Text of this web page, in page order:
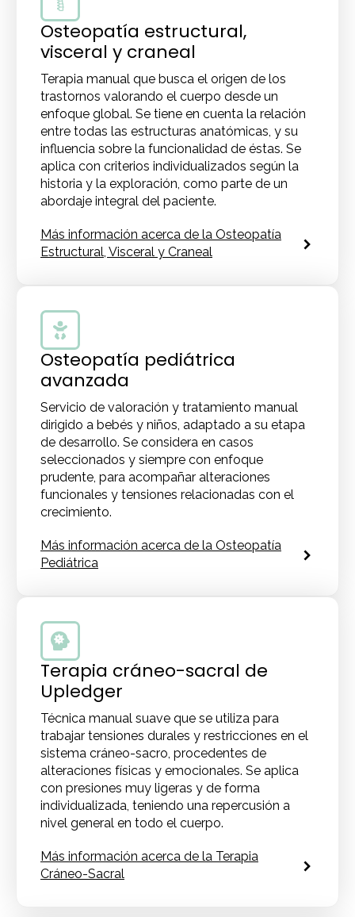
Osteopatía estructural,
visceral y craneal
Terapia manual que busca el origen de los
trastornos valorando el cuerpo desde un
enfoque global. Se tiene en cuenta la relación
entre todas las estructuras anatómicas, y su
influencia sobre la funcionalidad de éstas. Se
aplica con criterios individualizados según la
historia y la exploración, como parte de un
abordaje integral del paciente.
Más información acerca de la Osteopatía
Estructural, Visceral y Craneal
Osteopatía pediátrica
avanzada
Servicio de valoración y tratamiento manual
dirigido a bebés y niños, adaptado a su etapa
de desarrollo. Se considera en casos
seleccionados y siempre con enfoque
prudente, para acompañar alteraciones
funcionales y tensiones relacionadas con el
crecimiento.
Más información acerca de la Osteopatía
Pediátrica
Terapia cráneo-sacral de
Upledger
Técnica manual suave que se utiliza para
trabajar tensiones durales y restricciones en el
sistema cráneo-sacro, procedentes de
alteraciones físicas y emocionales. Se aplica
con presiones muy ligeras y de forma
individualizada, teniendo una repercusión a
nivel general en todo el cuerpo.
Más información acerca de la Terapia
Cráneo-Sacral